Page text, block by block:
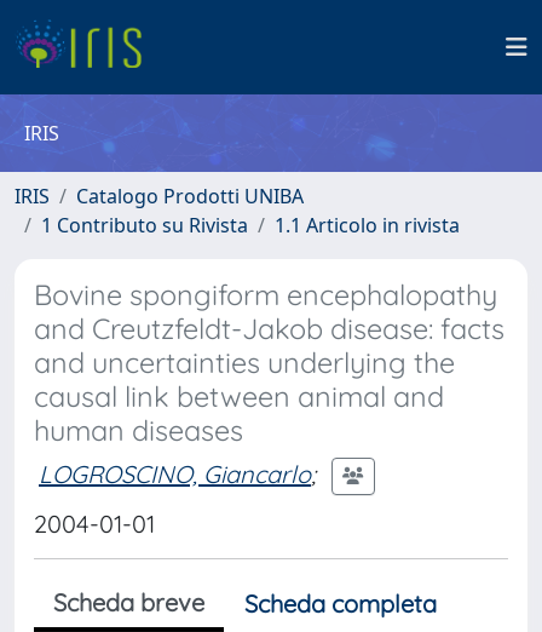
IRIS
IRIS
Catalogo Prodotti UNIBA
1 Contributo su Rivista
1.1 Articolo in rivista
Bovine spongiform encephalopathy
and Creutzfeldt-Jakob disease: facts
and uncertainties underlying the
causal link between animal and
human diseases
LOGROSCINO, Giancarlo;
2004-01-01
Scheda breve
Scheda completa